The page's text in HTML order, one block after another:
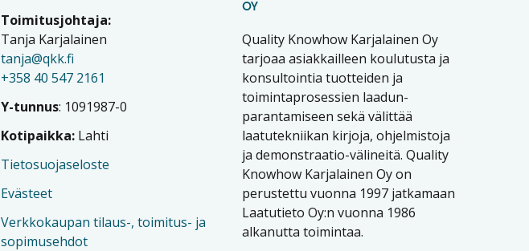
Toimitusjohtaja:
Tanja Karjalainen
tanja@qkk.fi
+358 40 547 2161
Y-tunnus: 1091987-0
Kotipaikka: Lahti
Tietosuojaseloste
Evästeet
Verkkokaupan tilaus-, toimitus- ja
sopimusehdot
OY
Quality Knowhow Karjalainen Oy
tarjoaa asiakkailleen koulutusta ja
konsultointia tuotteiden ja
toimintaprosessien laadun-
parantamiseen sekä välittää
laatutekniikan kirjoja, ohjelmistoja
ja demonstraatio-välineitä. Quality
Knowhow Karjalainen Oy on
perustettu vuonna 1997 jatkamaan
Laatutieto Oy:n vuonna 1986
alkanutta toimintaa.